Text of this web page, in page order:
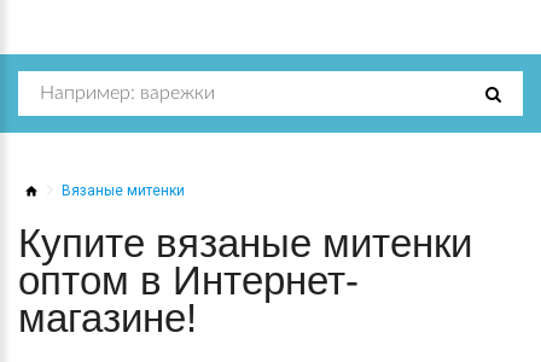
Вязаные митенки
Купите вязаные митенки
оптом в Интернет-
магазине!